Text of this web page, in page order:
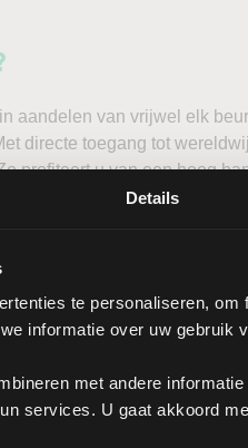
Details
te personaliseren,
informatie over uw gebruik
met andere
services. U gaat akkoord
aandelen van vrijwel elk
directe toegang tot
profiteert u van een hoog
platform met innovatieve
u met het oog op een
u short*?
alle voordelen van beleggen
risico’s met zich mee:
Het is belangrijk om
met kapitaal dat u kunt